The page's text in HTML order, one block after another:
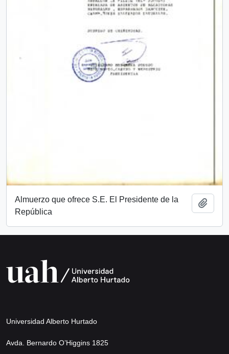
Almuerzo que ofrece S.E. El Presidente de la
República
Universidad Alberto Hurtado
Avda. Bernardo O’Higgins 1825